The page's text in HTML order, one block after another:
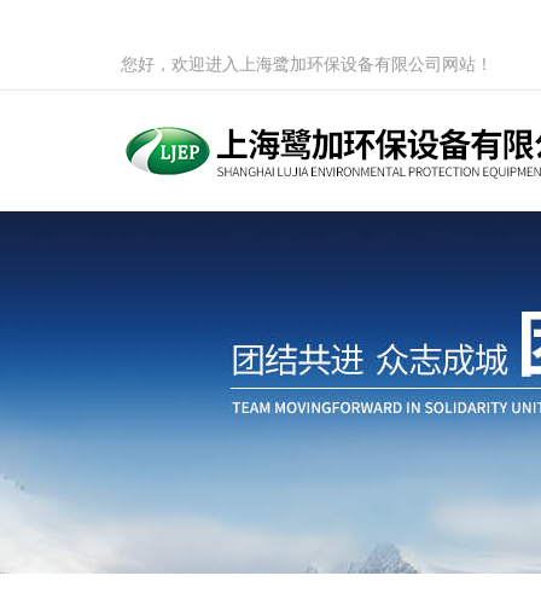
您好，欢迎进入上海鹭加环保设备有限公司网站！